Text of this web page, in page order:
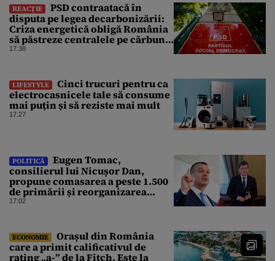
REACȚIE
PSD contraatacă în
disputa pe legea decarbonizării:
Criza energetică obligă România
să păstreze centralele pe cărbune.
Bolojan, acuzat de duplicitate
17:38
LIFESTYLE
Cinci trucuri pentru ca
electrocasnicele tale să consume
mai puțin și să reziste mai mult
17:27
POLITICĂ
Eugen Tomac,
consilierul lui Nicușor Dan,
propune comasarea a peste 1.500
de primării și reorganizarea
administrativă a județelor
17:02
ECONOMIE
Orașul din România
care a primit calificativul de
rating „a-” de la Fitch. Este la